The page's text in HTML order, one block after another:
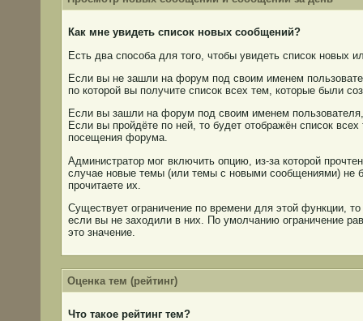
Как мне увидеть список новых сообщений?
Есть два способа для того, чтобы увидеть список новых
Если вы не зашли на форум под своим именем
по которой вы получите список всех тем, которые были
Если вы зашли на форум под своим именем
Если вы пройдёте по ней, то будет отображён список
посещения форума.
Администратор мог включить опцию, из-за которой
случае новые темы (или темы с новыми сообщениями) не
прочитаете их.
Существует ограничение по времени для этой функции,
если вы не заходили в них. По умолчанию ограничение
это значение.
Оценка тем (рейтинг)
Что такое рейтинг тем?